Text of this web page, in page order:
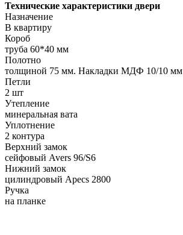
Технические характеристики двери
Назначение
В квартиру
Короб
труба 60*40 мм
Полотно
толщиной 75 мм. Накладки МДФ 10/10 мм
Петли
2 шт
Утепление
минеральная вата
Уплотнение
2 контура
Верхний замок
сейфовый Avers 96/S6
Нижний замок
цилиндровый Apecs 2800
Ручка
на планке